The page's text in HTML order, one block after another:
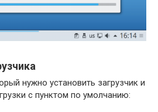
нужно установить загрузчик и
с пунктом по умолчанию: